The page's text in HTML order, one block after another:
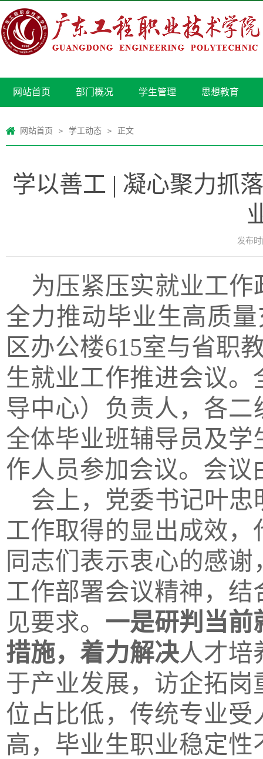
网站首页 部门概况 学生管理 思想教育
网站首页 > 学工动态 > 正文
学以善工 | 凝心聚力抓
发布时
为压紧压实就业工
全力推动毕业生高质
区办公楼615室与省职
生就业工作推进会议。
导中心）负责人 ， 各二
全体毕业班辅导员及
作人员参加会议。会
会上， 党委书记叶忠
工作取得的显出成效
同志们表示衷心的感谢
工作部署会议精神， 结
见要求。 一是研判当前
措施，着力解决人才培
于产业发展，访企拓
位占比低，传统专业
高，毕业生职业稳定